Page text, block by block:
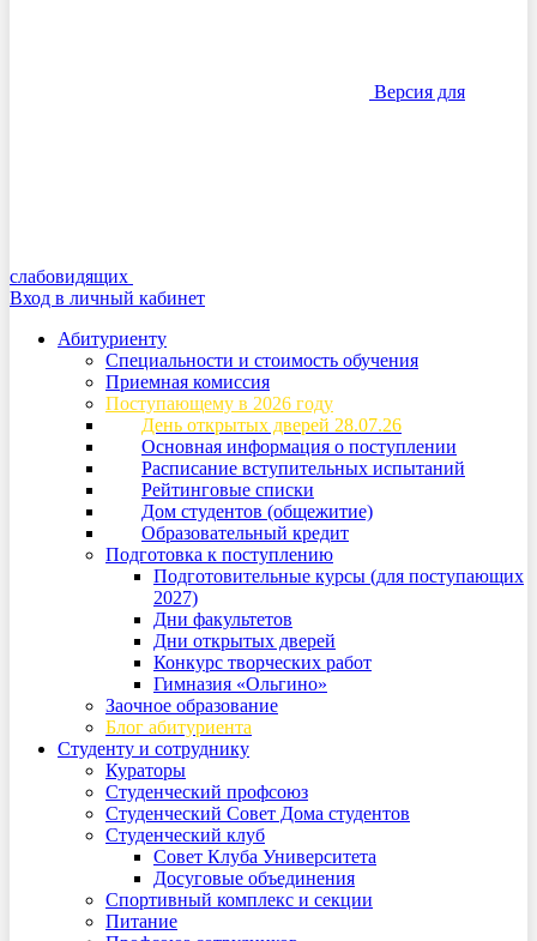
Версия для
слабовидящих
Вход в личный кабинет
Абитуриенту
Специальности и стоимость обучения
Приемная комиссия
Поступающему в 2026 году
День открытых дверей 28.07.26
Основная информация о поступлении
Расписание вступительных испытаний
Рейтинговые списки
Дом студентов (общежитие)
Образовательный кредит
Подготовка к поступлению
Подготовительные курсы (для поступающих
2027)
Дни факультетов
Дни открытых дверей
Конкурс творческих работ
Гимназия «Ольгино»
Заочное образование
Блог абитуриента
Студенту и сотруднику
Кураторы
Студенческий профсоюз
Студенческий Совет Дома студентов
Студенческий клуб
Совет Клуба Университета
Досуговые объединения
Спортивный комплекс и секции
Питание